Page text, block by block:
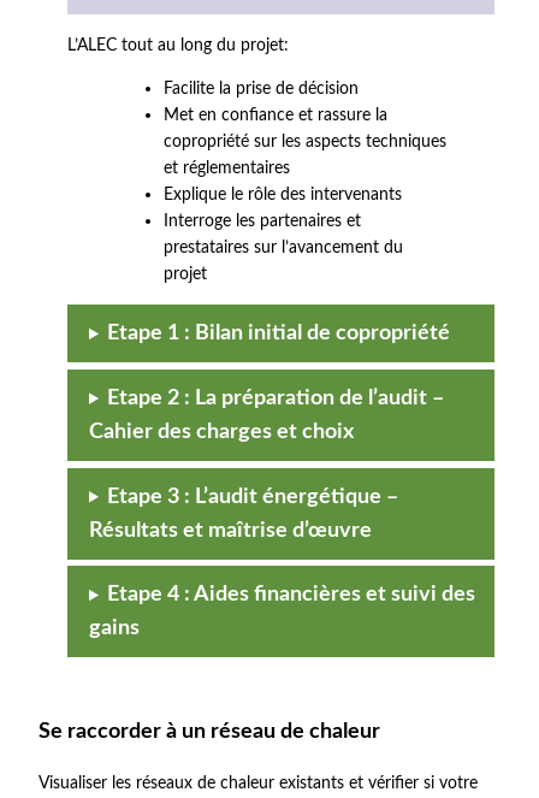
L’ALEC tout au long du projet:
Facilite la prise de décision
Met en confiance et rassure la
copropriété sur les aspects techniques
et réglementaires
Explique le rôle des intervenants
Interroge les partenaires et
prestataires sur l’avancement du
projet
Etape 1 : Bilan initial de copropriété
Etape 2 : La préparation de l’audit –
Cahier des charges et choix
Etape 3 : L’audit énergétique –
Résultats et maîtrise d’œuvre
Etape 4 : Aides financières et suivi des
gains
Se raccorder à un réseau de chaleur
Visualiser les réseaux de chaleur existants et vérifier si votre